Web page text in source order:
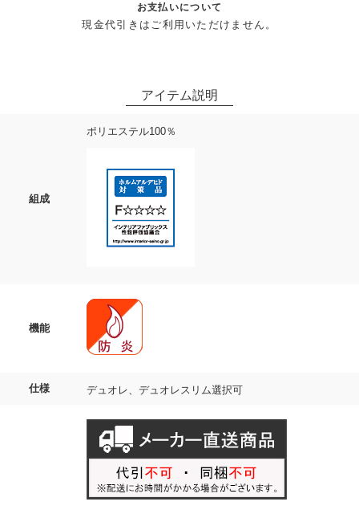
組成
ポリエステル100％
機能
仕様 デュオレ、デュオレスリム選択可
お支払いについて
現金代引きはご利用いただけません。